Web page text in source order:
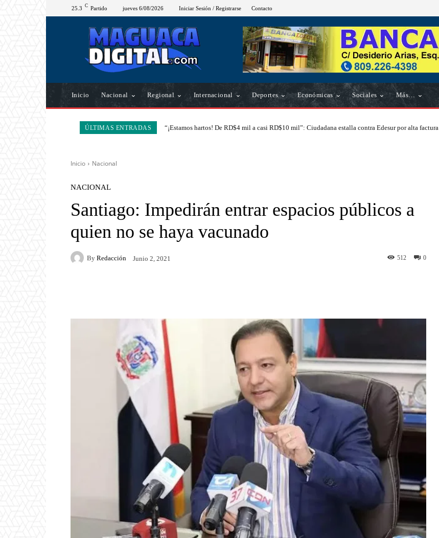
25.3 C Partido jueves 6/08/2026 Iniciar Sesión / Registrarse Contacto
Inicio Nacional Regional Internacional Deportes Económicas Sociales Más…
ÚLTIMAS ENTRADAS “¡Estamos hartos! De RD$4 mil a casi RD$10 mil”: Ciudadana estalla contra Edesur por alta factura
Inicio Nacional
NACIONAL
Santiago: Impedirán entrar espacios públicos a
quien no se haya vacunado
By Redacción Junio 2, 2021 0
512